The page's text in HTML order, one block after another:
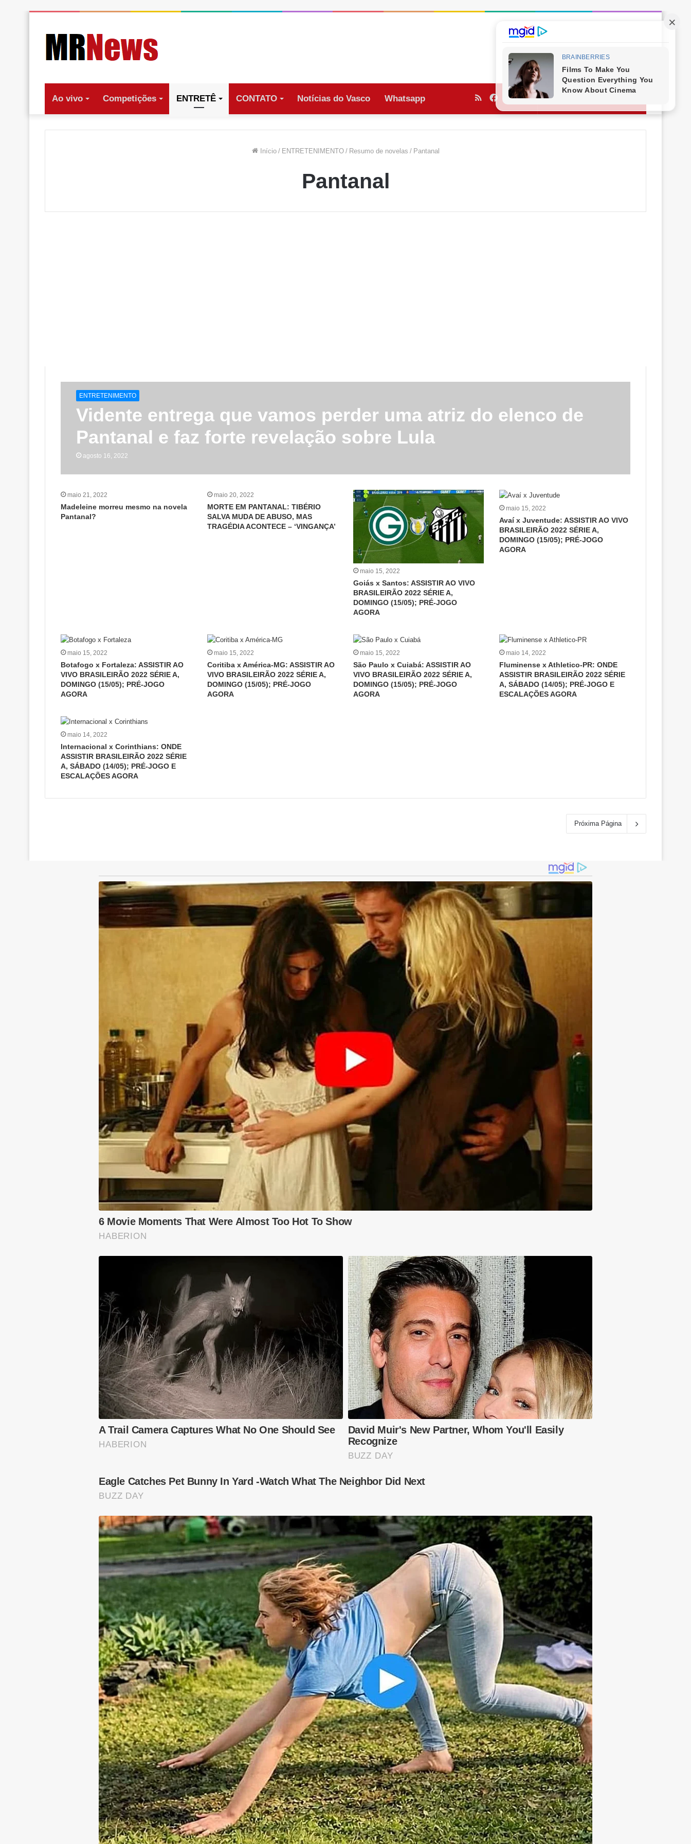
Ao vivo Competições ENTRETÊ CONTATO Notícias do Vasco Whatsapp
por
YouTube
Twitter
Facebook
RSS
Início / ENTRETENIMENTO / Resumo de novelas / Pantanal
Pantanal
ENTRETENIMENTO
Vidente entrega que vamos perder uma atriz do elenco de
Pantanal e faz forte revelação sobre Lula
agosto 16, 2022
maio 21, 2022
Madeleine morreu mesmo na novela
Pantanal?
maio 20, 2022
MORTE EM PANTANAL: TIBÉRIO
SALVA MUDA DE ABUSO, MAS
TRAGÉDIA ACONTECE – ‘VINGANÇA’
maio 15, 2022
Goiás x Santos: ASSISTIR AO VIVO
BRASILEIRÃO 2022 SÉRIE A,
DOMINGO (15/05); PRÉ-JOGO
AGORA
maio 15, 2022
Avaí x Juventude: ASSISTIR AO VIVO
BRASILEIRÃO 2022 SÉRIE A,
DOMINGO (15/05); PRÉ-JOGO
AGORA
maio 15, 2022
Botafogo x Fortaleza: ASSISTIR AO
VIVO BRASILEIRÃO 2022 SÉRIE A,
DOMINGO (15/05); PRÉ-JOGO
AGORA
maio 15, 2022
Coritiba x América-MG: ASSISTIR AO
VIVO BRASILEIRÃO 2022 SÉRIE A,
DOMINGO (15/05); PRÉ-JOGO
AGORA
maio 15, 2022
São Paulo x Cuiabá: ASSISTIR AO
VIVO BRASILEIRÃO 2022 SÉRIE A,
DOMINGO (15/05); PRÉ-JOGO
AGORA
maio 14, 2022
Fluminense x Athletico-PR: ONDE
ASSISTIR BRASILEIRÃO 2022 SÉRIE
A, SÁBADO (14/05); PRÉ-JOGO E
ESCALAÇÕES AGORA
maio 14, 2022
Internacional x Corinthians: ONDE
ASSISTIR BRASILEIRÃO 2022 SÉRIE
A, SÁBADO (14/05); PRÉ-JOGO E
ESCALAÇÕES AGORA
Próxima Página